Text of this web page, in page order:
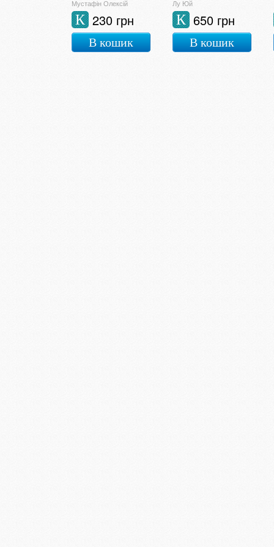
Мустафін Олексій
230 грн
К
В кошик
Лу Юй
650 грн
К
В кошик